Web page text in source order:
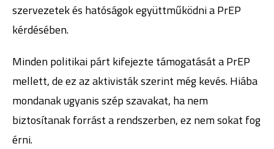
szervezetek és hatóságok együttműködni a PrEP
kérdésében.
Minden politikai párt kifejezte támogatását a PrEP
mellett, de ez az aktivisták szerint még kevés. Hiába
mondanak ugyanis szép szavakat, ha nem
biztosítanak forrást a rendszerben, ez nem sokat fog
érni.